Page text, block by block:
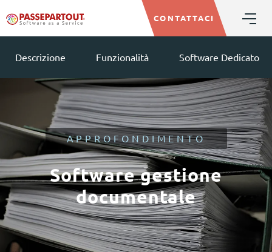
CONTATTACI
Descrizione Funzionalità Software Dedicato
APPROFONDIMENTO
Software gestione
documentale